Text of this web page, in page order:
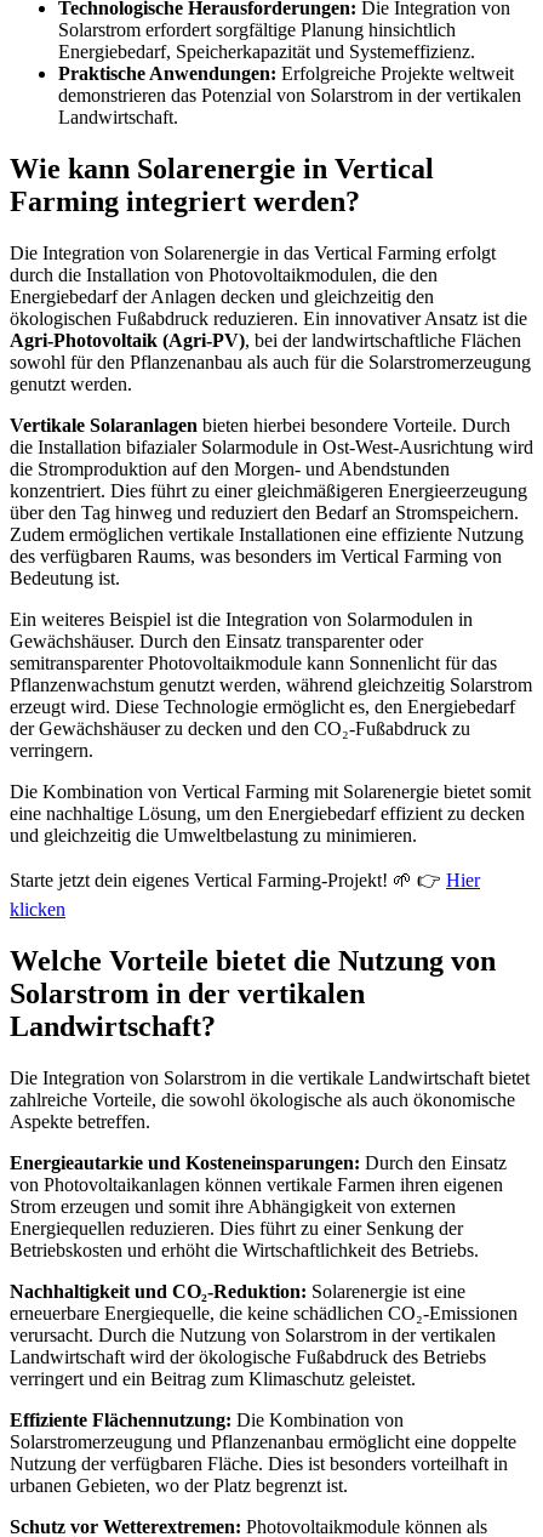
Technologische Herausforderungen: Die Integration von
Solarstrom erfordert sorgfältige Planung hinsichtlich
Energiebedarf, Speicherkapazität und Systemeffizienz.
Praktische Anwendungen: Erfolgreiche Projekte weltweit
demonstrieren das Potenzial von Solarstrom in der vertikalen
Landwirtschaft.
Wie kann Solarenergie in Vertical
Farming integriert werden?
Die Integration von Solarenergie in das Vertical Farming erfolgt
durch die Installation von Photovoltaikmodulen, die den
Energiebedarf der Anlagen decken und gleichzeitig den
ökologischen Fußabdruck reduzieren. Ein innovativer Ansatz ist die
Agri-Photovoltaik (Agri-PV), bei der landwirtschaftliche Flächen
sowohl für den Pflanzenanbau als auch für die Solarstromerzeugung
genutzt werden.
Vertikale Solaranlagen bieten hierbei besondere Vorteile. Durch
die Installation bifazialer Solarmodule in Ost-West-Ausrichtung wird
die Stromproduktion auf den Morgen- und Abendstunden
konzentriert. Dies führt zu einer gleichmäßigeren Energieerzeugung
über den Tag hinweg und reduziert den Bedarf an Stromspeichern.
Zudem ermöglichen vertikale Installationen eine effiziente Nutzung
des verfügbaren Raums, was besonders im Vertical Farming von
Bedeutung ist.
Ein weiteres Beispiel ist die Integration von Solarmodulen in
Gewächshäuser. Durch den Einsatz transparenter oder
semitransparenter Photovoltaikmodule kann Sonnenlicht für das
Pflanzenwachstum genutzt werden, während gleichzeitig Solarstrom
erzeugt wird. Diese Technologie ermöglicht es, den Energiebedarf
der Gewächshäuser zu decken und den CO₂-Fußabdruck zu
verringern.
Die Kombination von Vertical Farming mit Solarenergie bietet somit
eine nachhaltige Lösung, um den Energiebedarf effizient zu decken
und gleichzeitig die Umweltbelastung zu minimieren.
Starte jetzt dein eigenes Vertical Farming-Projekt! 🌱 👉 Hier
klicken
Welche Vorteile bietet die Nutzung von
Solarstrom in der vertikalen
Landwirtschaft?
Die Integration von Solarstrom in die vertikale Landwirtschaft bietet
zahlreiche Vorteile, die sowohl ökologische als auch ökonomische
Aspekte betreffen.
Energieautarkie und Kosteneinsparungen: Durch den Einsatz
von Photovoltaikanlagen können vertikale Farmen ihren eigenen
Strom erzeugen und somit ihre Abhängigkeit von externen
Energiequellen reduzieren. Dies führt zu einer Senkung der
Betriebskosten und erhöht die Wirtschaftlichkeit des Betriebs.
Nachhaltigkeit und CO₂-Reduktion: Solarenergie ist eine
erneuerbare Energiequelle, die keine schädlichen CO₂-Emissionen
verursacht. Durch die Nutzung von Solarstrom in der vertikalen
Landwirtschaft wird der ökologische Fußabdruck des Betriebs
verringert und ein Beitrag zum Klimaschutz geleistet.
Effiziente Flächennutzung: Die Kombination von
Solarstromerzeugung und Pflanzenanbau ermöglicht eine doppelte
Nutzung der verfügbaren Fläche. Dies ist besonders vorteilhaft in
urbanen Gebieten, wo der Platz begrenzt ist.
Schutz vor Wetterextremen: Photovoltaikmodule können als